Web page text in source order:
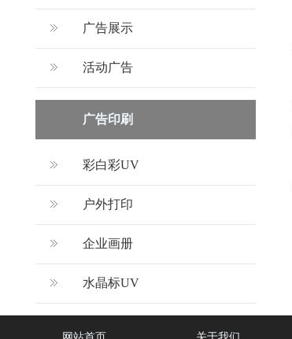
广告展示
活动广告
广告印刷
彩白彩UV
户外打印
企业画册
水晶标UV